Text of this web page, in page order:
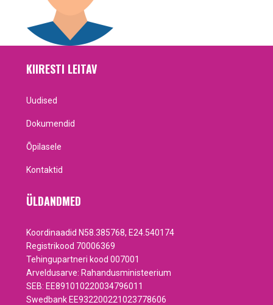
KIIRESTI LEITAV
Uudised
Dokumendid
Õpilasele
Kontaktid
ÜLDANDMED
Koordinaadid N58.385768, E24.540174
Registrikood 70006369
Tehingupartneri kood 007001
Arveldusarve: Rahandusministeerium
SEB: EE891010220034796011
Swedbank EE932200221023778606